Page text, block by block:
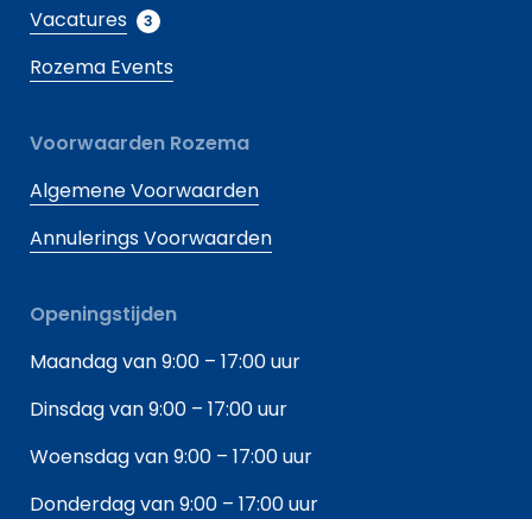
Vacatures
3
Rozema Events
Voorwaarden Rozema
Algemene Voorwaarden
Annulerings Voorwaarden
Openingstijden
Maandag van 9:00 – 17:00 uur
Dinsdag van 9:00 – 17:00 uur
Woensdag van 9:00 – 17:00 uur
Donderdag van 9:00 – 17:00 uur